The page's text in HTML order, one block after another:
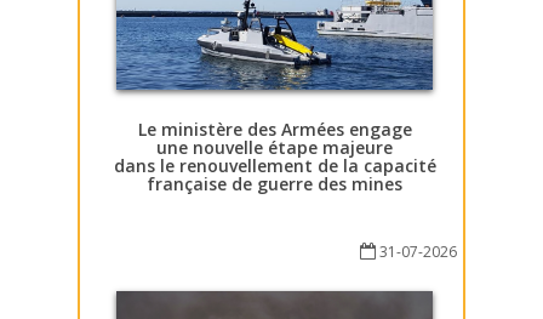
Le ministère des Armées engage
une nouvelle étape majeure
dans le renouvellement de la capacité
française de guerre des mines
31-07-2026